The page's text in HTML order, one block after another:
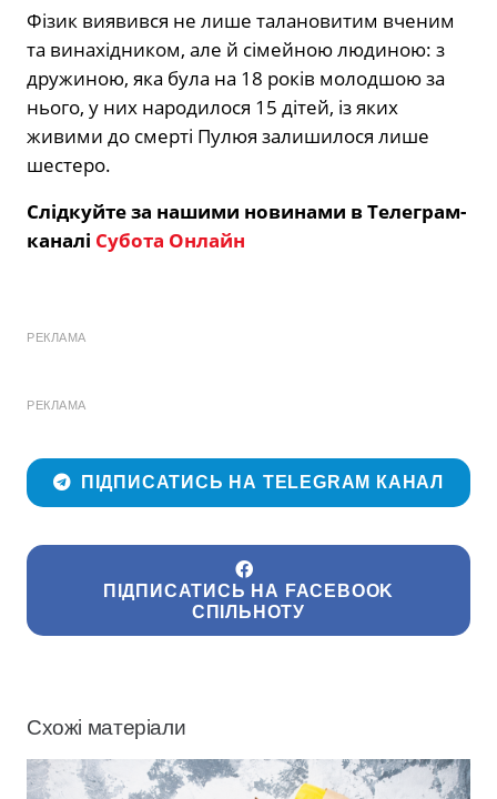
Фізик виявився не лише талановитим вченим
та винахідником, але й сімейною людиною: з
дружиною, яка була на 18 років молодшою за
нього, у них народилося 15 дітей, із яких
живими до смерті Пулюя залишилося лише
шестеро.
Слідкуйте за нашими новинами в Телеграм-
каналі Субота Онлайн
РЕКЛАМА
РЕКЛАМА
ПІДПИСАТИСЬ НА TELEGRAM КАНАЛ
ПІДПИСАТИСЬ НА FACEBOOK
СПІЛЬНОТУ
Схожі матеріали